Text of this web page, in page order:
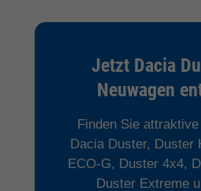
Jetzt Dacia
Neuwagen
Finden Sie
Dacia Duster, Duster
ECO-G, Duster 4x4,
Duster Extreme